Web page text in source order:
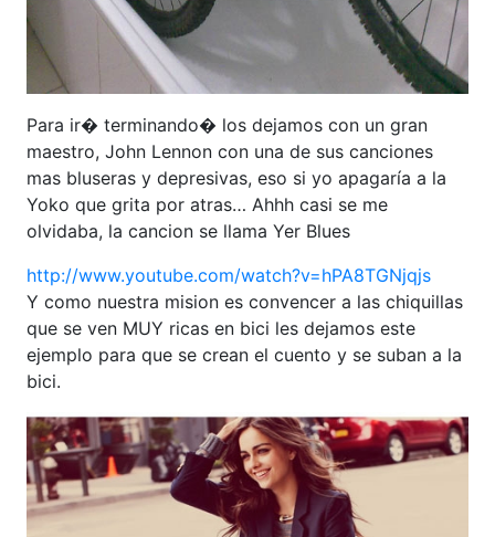
Para ir� terminando� los dejamos con un gran
maestro, John Lennon con una de sus canciones
mas bluseras y depresivas, eso si yo apagaría a la
Yoko que grita por atras… Ahhh casi se me
olvidaba, la cancion se llama Yer Blues
http://www.youtube.com/watch?v=hPA8TGNjqjs
Y como nuestra mision es convencer a las chiquillas
que se ven MUY ricas en bici les dejamos este
ejemplo para que se crean el cuento y se suban a la
bici.